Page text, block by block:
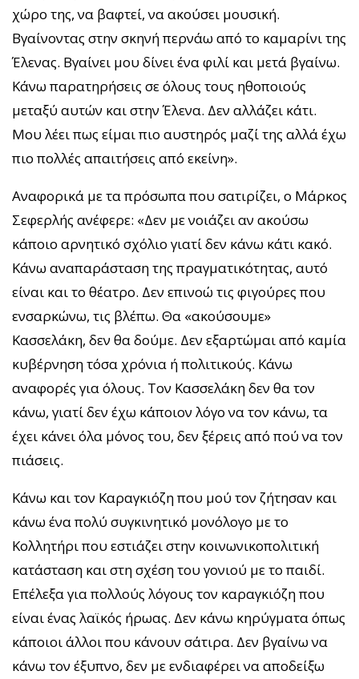
χώρο της, να βαφτεί, να ακούσει μουσική.
Βγαίνοντας στην σκηνή περνάω από το καμαρίνι της
Έλενας. Βγαίνει μου δίνει ένα φιλί και μετά βγαίνω.
Κάνω παρατηρήσεις σε όλους τους ηθοποιούς
μεταξύ αυτών και στην Έλενα. Δεν αλλάζει κάτι.
Μου λέει πως είμαι πιο αυστηρός μαζί της αλλά έχω
πιο πολλές απαιτήσεις από εκείνη».
Αναφορικά με τα πρόσωπα που σατιρίζει, ο Μάρκος
Σεφερλής ανέφερε: «Δεν με νοιάζει αν ακούσω
κάποιο αρνητικό σχόλιο γιατί δεν κάνω κάτι κακό.
Κάνω αναπαράσταση της πραγματικότητας, αυτό
είναι και το θέατρο. Δεν επινοώ τις φιγούρες που
ενσαρκώνω, τις βλέπω. Θα «ακούσουμε»
Κασσελάκη, δεν θα δούμε. Δεν εξαρτώμαι από καμία
κυβέρνηση τόσα χρόνια ή πολιτικούς. Κάνω
αναφορές για όλους. Τον Κασσελάκη δεν θα τον
κάνω, γιατί δεν έχω κάποιον λόγο να τον κάνω, τα
έχει κάνει όλα μόνος του, δεν ξέρεις από πού να τον
πιάσεις.
Κάνω και τον Καραγκιόζη που μού τον ζήτησαν και
κάνω ένα πολύ συγκινητικό μονόλογο με το
Κολλητήρι που εστιάζει στην κοινωνικοπολιτική
κατάσταση και στη σχέση του γονιού με το παιδί.
Επέλεξα για πολλούς λόγους τον καραγκιόζη που
είναι ένας λαϊκός ήρωας. Δεν κάνω κηρύγματα όπως
κάποιοι άλλοι που κάνουν σάτιρα. Δεν βγαίνω να
κάνω τον έξυπνο, δεν με ενδιαφέρει να αποδείξω